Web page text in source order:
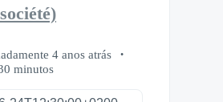
4 anos atrás
minutos